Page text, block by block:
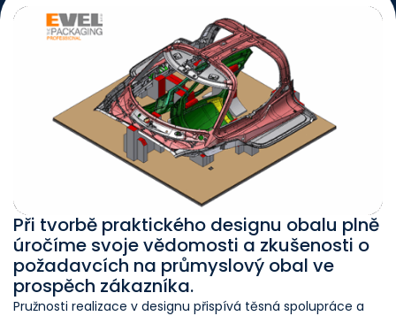
Při tvorbě praktického designu obalu plně
úročíme svoje vědomosti a zkušenosti o
požadavcích na průmyslový obal ve
prospěch zákazníka.
Pružnosti realizace v designu přispívá těsná spolupráce a